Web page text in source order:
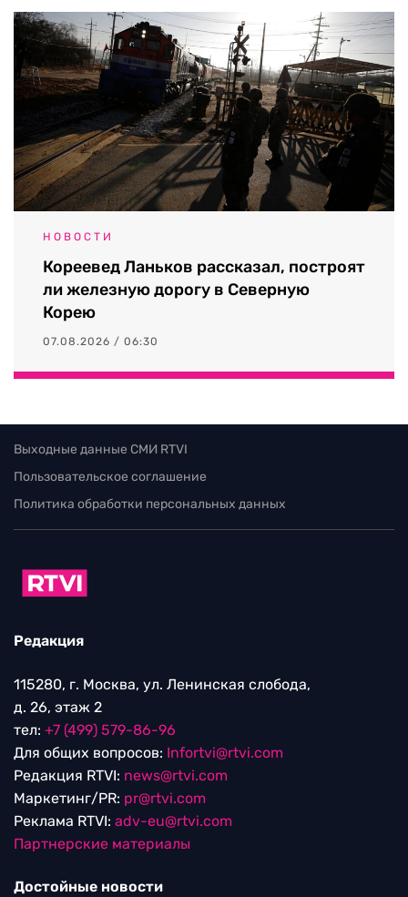
НОВОСТИ
Кореевед Ланьков рассказал, построят
ли железную дорогу в Северную
Корею
07.08.2026 / 06:30
Выходные данные СМИ RTVI
Пользовательское соглашение
Политика обработки персональных данных
Редакция
115280, г. Москва, ул. Ленинская слобода,
д. 26, этаж 2
тел: +7 (499) 579-86-96
Для общих вопросов: Infortvi@rtvi.com
Редакция RTVI: news@rtvi.com
Маркетинг/PR: pr@rtvi.com
Реклама RTVI: adv-eu@rtvi.com
Партнерские материалы
Достойные новости